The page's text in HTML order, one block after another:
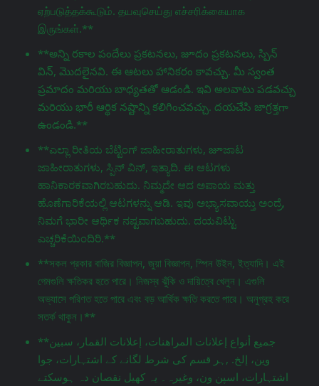
ஏற்படுத்தக்கூடும். தயவுசெய்து எச்சரிக்கையாக
இருங்கள்.**
**అన్ని రకాల పందేలు ప్రకటనలు, జూదం ప్రకటనలు, స్పిన్
విన్, మొదలైనవి. ఈ ఆటలు హానికరం కావచ్చు. మీ స్వంత
ప్రమాదం మరియు బాధ్యతతో ఆడండి. ఇవి అలవాటు పడవచ్చు
మరియు భారీ ఆర్థిక నష్టాన్ని కలిగించవచ్చు. దయచేసి జాగ్రತ್ತగా
ఉండండి.**
**ಎಲ್ಲಾ ರೀತಿಯ ಬೆಟ್ಟಿಂಗ್ ಜಾಹೀರಾತುಗಳು, జూಜಾಟ
ಜಾಹೀರಾತುಗಳು, ಸ್ಪಿನ್ ವಿನ್, ಇತ್ಯಾದಿ. ಈ ಆಟಗಳು
ಹಾನಿಕಾರಕವಾಗಿರಬಹುದು. ನಿಮ್ಮದೇ ಆದ ಅಪಾಯ ಮತ್ತು
ಹೊಣೆಗಾರಿಕೆಯಲ್ಲಿ ಆಟಗಳನ್ನು ಆಡಿ. ಇವು ಅಭ್ಯಾಸವಾಯ್ತು ಅಂದ್ರೆ,
ನಿಮಗೆ ಭಾರೀ ಆರ್ಥಿಕ ನಷ್ಟವಾಗಬಹುದು. ದಯವಿಟ್ಟು
ಎಚ್ಚರಿಕೆಯಿಂದಿರಿ.**
**সকল প্রকার বাজির বিজ্ঞাপন, জুয়া বিজ্ঞাপন, স্পিন উইন, ইত্যাদি। এই
গেমগুলি ক্ষতিকর হতে পারে। নিজস্ব ঝুঁকি ও দায়িত্বে খেলুন। এগুলি
অভ্যাসে পরিণত হতে পারে এবং বড় আর্থিক ক্ষতি করতে পারে। অনুগ্রহ করে
সতর্ক থাকুন।**
**جميع أنواع إعلانات المراهنات، إعلانات القمار، سبين
وين، إلخ. ,ہر قسم کی شرط لگانے کے اشتہارات، جوا
اشتہارات، اسپن ون، وغیرہ۔ یہ کھیل نقصان دہ ہوسکتے